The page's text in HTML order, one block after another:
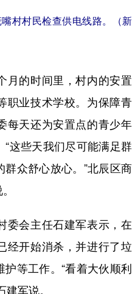
村民检查供电线路。（新
的时间里，村内的安置
职业技术学校。为保障青
每天还为安置点的青少年
这些天我们尽可能满足群
众舒心放心。”北辰区商
会主任石建军表示，在
经开始消杀，并进行了垃
等工作。“看着大伙顺利
军说。